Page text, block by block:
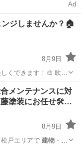
Ad
ジしませんか？🏠
8月9日
くできます！🎨 吹き
外壁
メンテナンスに対
藤塗装にお任せ🛠…
8月9日
戸エリアで 建物・ア